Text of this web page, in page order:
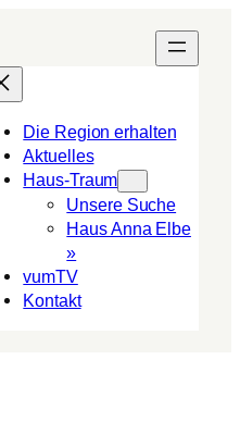
Die Region erhalten
Aktuelles
Haus-Traum
Unsere Suche
Haus Anna Elbe
»
vumTV
Kon­takt